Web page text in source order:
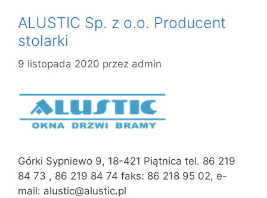
ALUSTIC Sp. z o.o. Producent
stolarki
9 listopada 2020 przez admin
Górki Sypniewo 9, 18-421 Piątnica tel. 86 219
84 73 , 86 219 84 74 faks: 86 218 95 02, e-
mail: alustic@alustic.pl